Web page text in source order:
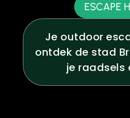
ESCAPE
Je outdoor
ontdek de stad
je raadsels